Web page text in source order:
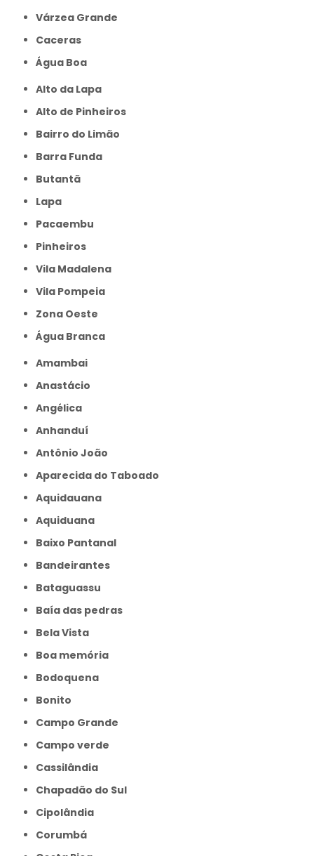
Várzea Grande
caceras
Água Boa
Alto da Lapa
Alto de Pinheiros
Bairro do Limão
Barra Funda
Butantã
Lapa
Pacaembu
Pinheiros
Vila Madalena
Vila Pompeia
Zona Oeste
Água Branca
Amambai
Anastácio
Angélica
Anhanduí
Antônio João
Aparecida do Taboado
Aquidauana
Aquiduana
Baixo Pantanal
Bandeirantes
Bataguassu
Baía das pedras
Bela Vista
Boa memória
Bodoquena
Bonito
Campo Grande
Campo verde
Cassilândia
Chapadão do Sul
Cipolândia
Corumbá